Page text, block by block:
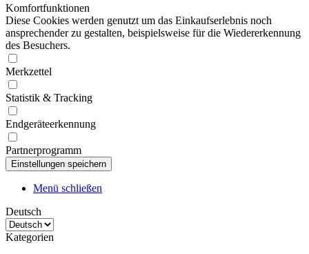
Komfortfunktionen
Diese Cookies werden genutzt um das Einkaufserlebnis noch
ansprechender zu gestalten, beispielsweise für die Wiedererkennung
des Besuchers.
Merkzettel
Statistik & Tracking
Endgeräteerkennung
Partnerprogramm
Menü schließen
Deutsch
Kategorien